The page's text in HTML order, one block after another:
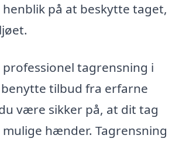
på at beskytte taget,
tagrensning i
tilbud fra erfarne
være sikker på, at dit tag
hænder. Tagrensning